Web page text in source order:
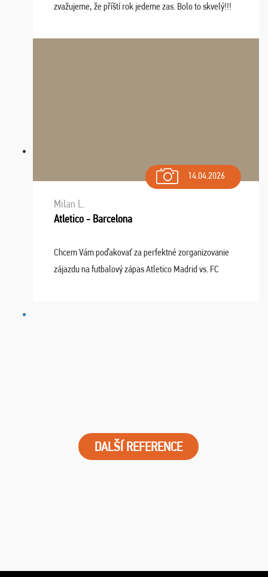
zvažujeme, že příští rok jedeme zas. Bolo to skvelý!!!
14.04.2026
Milan L.
Atletico - Barcelona
Chcem Vám poďakovať za perfektné zorganizovanie
zájazdu na futbalový zápas Atletico Madrid vs. FC
DALŠÍ REFERENCE